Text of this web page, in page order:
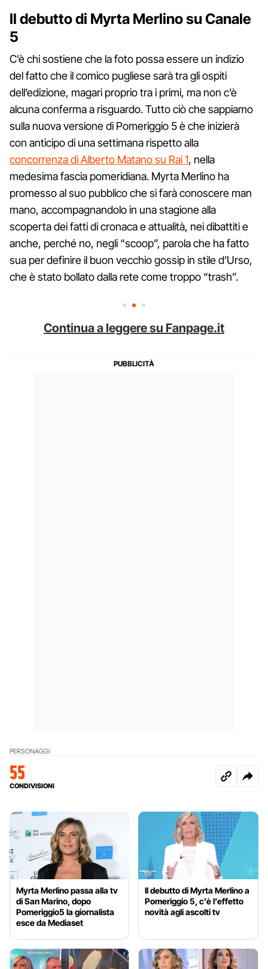
Il debutto di Myrta Merlino su Canale
5
C’è chi sostiene che la foto possa essere un indizio
del fatto che il comico pugliese sarà tra gli ospiti
dell’edizione, magari proprio tra i primi, ma non c’è
alcuna conferma a risguardo. Tutto ciò che sappiamo
sulla nuova versione di Pomeriggio 5 è che inizierà
con anticipo di una settimana rispetto alla
concorrenza di Alberto Matano su Rai 1, nella
medesima fascia pomeridiana. Myrta Merlino ha
promesso al suo pubblico che si farà conoscere man
mano, accompagnandolo in una stagione alla
scoperta dei fatti di cronaca e attualità, nei dibattiti e
anche, perché no, negli “scoop”, parola che ha fatto
sua per definire il buon vecchio gossip in stile d’Urso,
che è stato bollato dalla rete come troppo “trash”.
Continua a leggere su Fanpage.it
PERSONAGGI
55
CONDIVISIONI
Myrta Merlino passa alla tv
di San Marino, dopo
Pomeriggio5 la giornalista
esce da Mediaset
Il debutto di Myrta Merlino a
Pomeriggio 5, c’è l’effetto
novità agli ascolti tv